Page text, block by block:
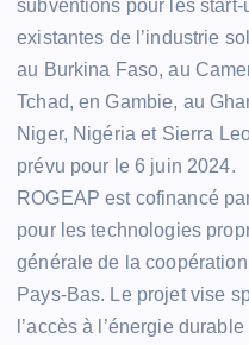
subventions pour les
existantes de l’industrie
au Burkina Faso, au
Tchad, en Gambie, au
Niger, Nigéria et Sierra
prévu pour le 6 juin 2024.
ROGEAP est cofinancé
pour les technologies
générale de la
Pays-Bas. Le projet vise
l’accès à l’énergie